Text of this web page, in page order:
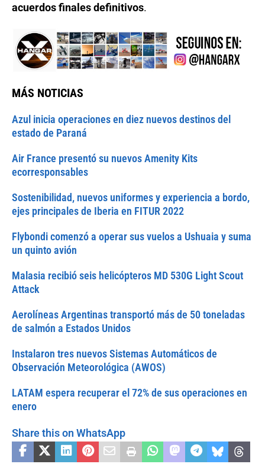
acuerdos finales definitivos.
MÁS NOTICIAS
Azul inicia operaciones en diez nuevos destinos del
estado de Paraná
Air France presentó su nuevos Amenity Kits
ecorresponsables
Sostenibilidad, nuevos uniformes y experiencia a bordo,
ejes principales de Iberia en FITUR 2022
Flybondi comenzó a operar sus vuelos a Ushuaia y suma
un quinto avión
Malasia recibió seis helicópteros MD 530G Light Scout
Attack
Aerolíneas Argentinas transportó más de 50 toneladas
de salmón a Estados Unidos
Instalaron tres nuevos Sistemas Automáticos de
Observación Meteorológica (AWOS)
LATAM espera recuperar el 72% de sus operaciones en
enero
Share this on WhatsApp